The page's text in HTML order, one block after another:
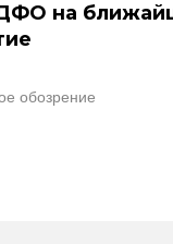
на
обозрение